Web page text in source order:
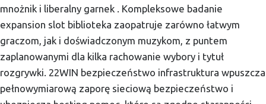
mnożnik i liberalny garnek . Kompleksowe badanie
expansion slot biblioteka zaopatruje zarówno łatwym
graczom, jak i doświadczonym muzykom, z puntem
zaplanowanymi dla kilka rachowanie wybory i tytuł
rozgrywki. 22WIN bezpieczeństwo infrastruktura wpuszcza
pełnowymiarową zaporę sieciową bezpieczeństwo i